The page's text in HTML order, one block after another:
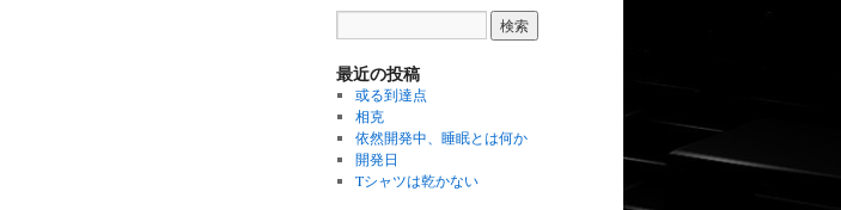
最近の投稿
或る到達点
相克
依然開発中、睡眠とは何か
開発日
Tシャツは乾かない